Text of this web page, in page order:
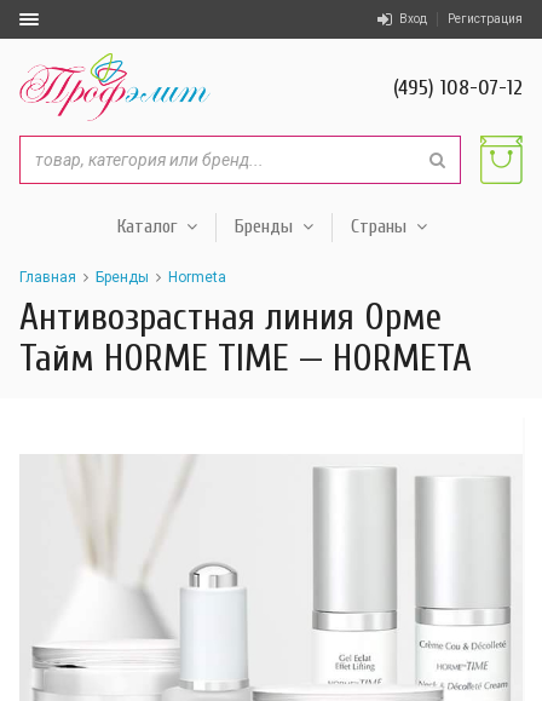
Вход Регистрация
(495) 108-07-12
Каталог Бренды Страны
Главная Бренды Hormeta
Антивозрастная линия Орме
Тайм HORME TIME — HORMETA